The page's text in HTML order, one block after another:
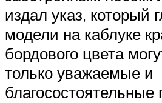
издал указ, который
модели на каблуке
бордового цвета
только уважаемые и
благосостоятельные